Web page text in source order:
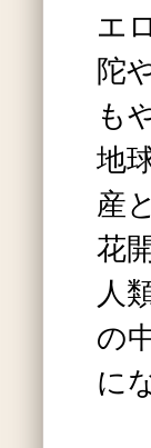
エ
陀
も
地
産
花
人
の
に